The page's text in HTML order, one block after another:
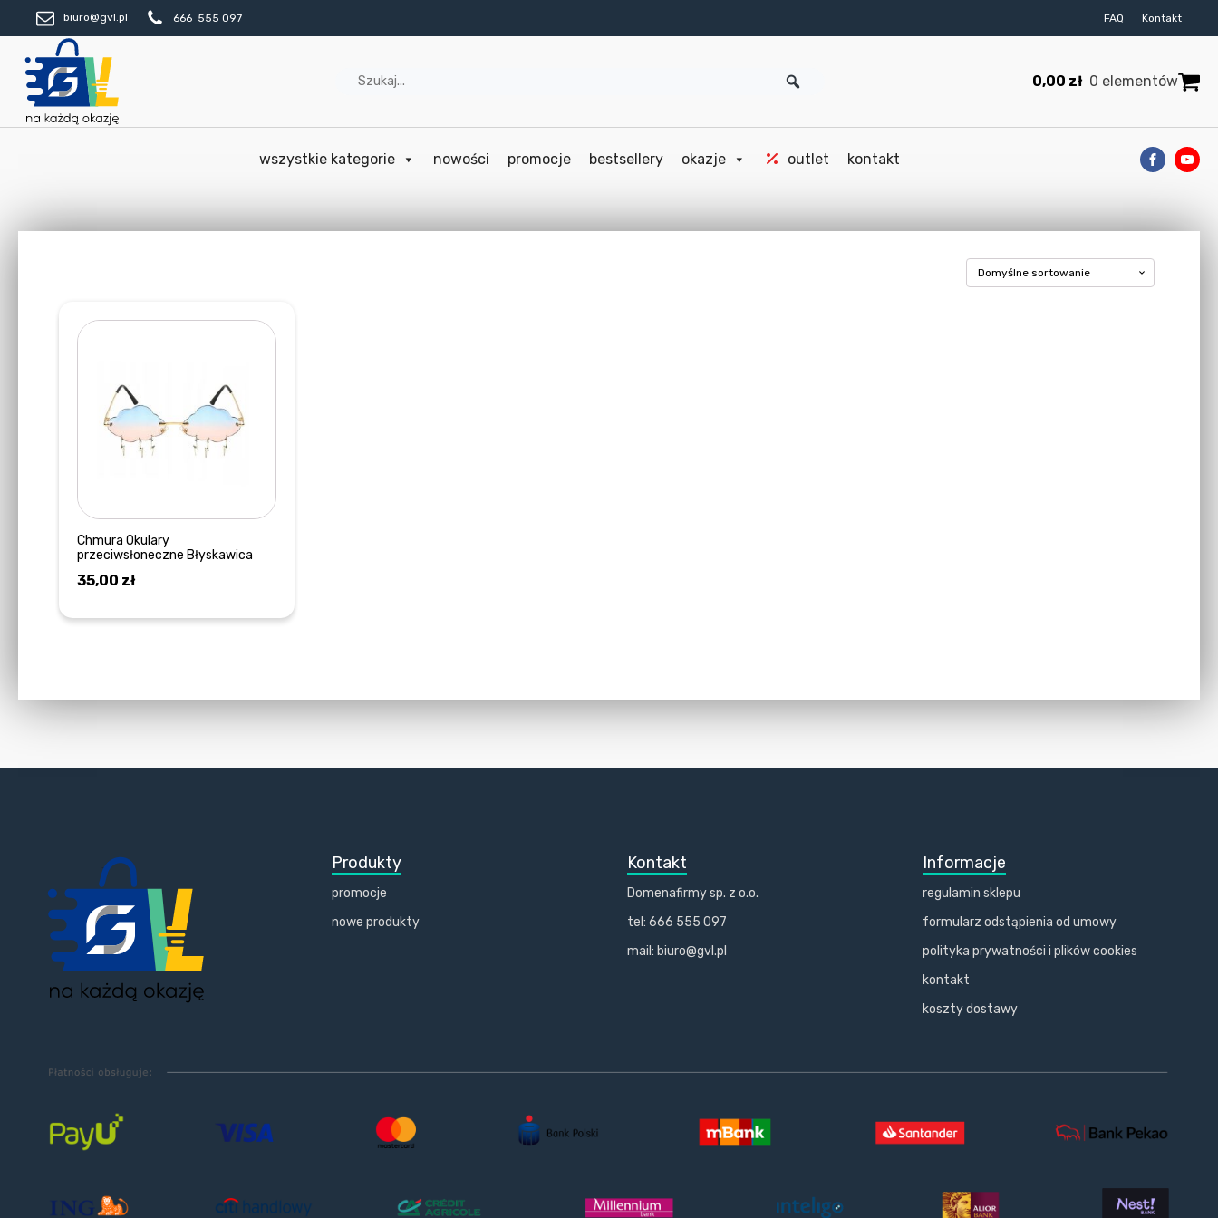
biuro@gvl.pl 666 555 097 FAQ Kontakt
0,00 zł 0 elementów
wszystkie kategorie nowości promocje bestsellery okazje outlet kontakt
Chmura Okulary
przeciwsłoneczne Błyskawica
35,00 zł
Produkty
promocje
nowe produkty
Kontakt
Domenafirmy sp. z o.o.
tel: 666 555 097
mail: biuro@gvl.pl
Informacje
regulamin sklepu
formularz odstąpienia od umowy
polityka prywatności i plików cookies
kontakt
koszty dostawy